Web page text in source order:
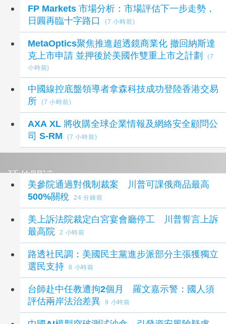
FP Markets 市場分析：市場評估下一步走勢，
日圓再臨十字路口
(7 小時前)
MetaOptics聚焦推進超透鏡商業化 撤回納斯達
克上市申請 並押後於美國作雙重上市之計劃
(7
小時前)
中國線控底盤領導者拿森科技成功登陸香港交易
所
(7 小時前)
AXA XL 將收購全球企業情報及網絡安全顧問公
司 S-RM
(7 小時前)
延伸閱讀
美參院通過對俄制裁案 川普可課俄商品最高
500%關稅
24 分鐘前
美上訴法院裁定白宮宴會廳停工 川普誓言上訴
最高院
2 小時前
路透社民調：美國民主黨進步派部分主張獲獨立
選民支持
8 小時前
台師赴中任教遭拘2個月 羅文嘉示警：國人須
評估兩岸法治差異
9 小時前